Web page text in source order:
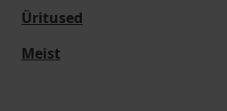
Üritused
Meist